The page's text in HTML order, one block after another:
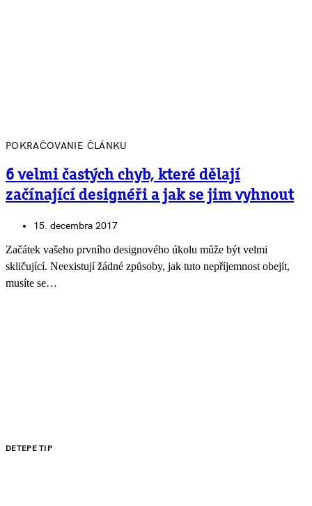
POKRAČOVANIE ČLÁNKU
6 velmi častých chyb, které dělají
začínající designéři a jak se jim vyhnout
15. decembra 2017
Začátek vašeho prvního designového úkolu může být velmi
skličující. Neexistují žádné způsoby, jak tuto nepříjemnost obejít,
musíte se…
DETEPE TIP